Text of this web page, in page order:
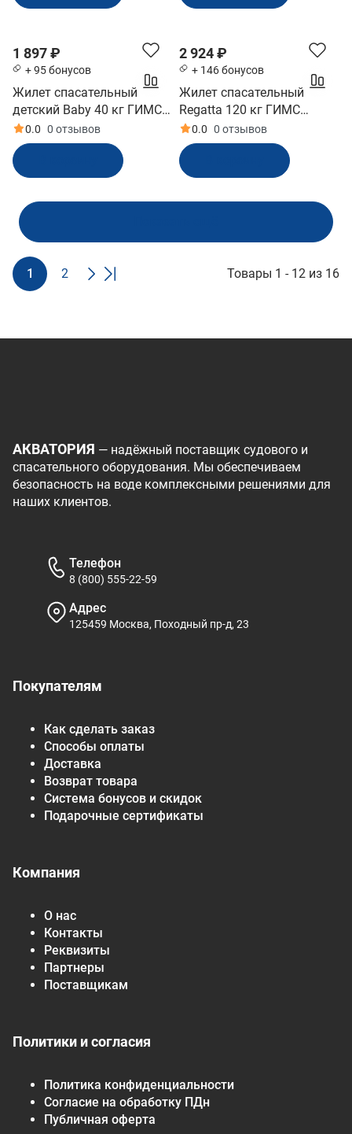
1 897 ₽
+ 95 бонусов
Жилет спасательный
детский Baby 40 кг ГИМС
(BABY40)
0.0 0 отзывов
2 924 ₽
+ 146 бонусов
Жилет спасательный
Regatta 120 кг ГИМС
(REG120)
0.0 0 отзывов
Товары 1 - 12 из 16
1 2
АКВАТОРИЯ — надёжный поставщик судового и
спасательного оборудования. Мы обеспечиваем
безопасность на воде комплексными решениями для
наших клиентов.
Покупателям
Как сделать заказ
Способы оплаты
Доставка
Возврат товара
Система бонусов и скидок
Подарочные сертификаты
Компания
О нас
Контакты
Реквизиты
Партнеры
Поставщикам
Политики и согласия
Политика конфиденциальности
Согласие на обработку ПДн
Публичная оферта
Телефон
8 (800) 555-22-59
Адрес
125459 Москва, Походный пр-д, 23